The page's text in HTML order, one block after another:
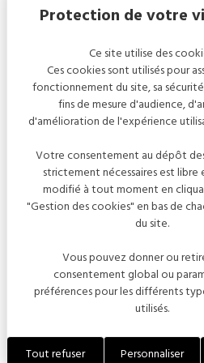
Situé au cœur de la Côte
accueille dans l'une de ses
Niché au milieu des
région.
Que vous soyez amateur
expérience authentique,
Découvrez l'art de vivre
Notre restaurant, doté de
raffinée qui met à l'honneur
Ce site utilise des
Ces cookies sont utilisés pour
fonctionnement du site, sa
fins de mesure d'audience,
d'amélioration de l'expérience
Votre consentement au dépôt
strictement nécessaires est
modifié à tout moment en
"Gestion des cookies" en bas de
du site.
Vous pouvez donner ou
consentement global ou
préférences pour les différents
utilisés.
Tout refuser Personnaliser